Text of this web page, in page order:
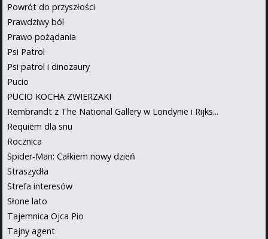
Powrót do przyszłości
Prawdziwy ból
Prawo pożądania
Psi Patrol
Psi patrol i dinozaury
Pucio
PUCIO KOCHA ZWIERZAKI
Rembrandt z The National Gallery w Londynie i Rijks...
Requiem dla snu
Rocznica
Spider-Man: Całkiem nowy dzień
Straszydła
Strefa interesów
Słone lato
Tajemnica Ojca Pio
Tajny agent